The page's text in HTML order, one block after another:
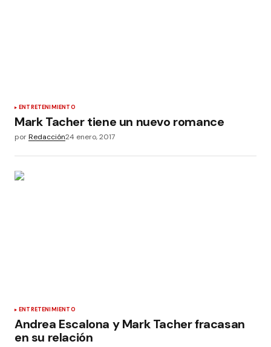
ENTRETENIMIENTO
Mark Tacher tiene un nuevo romance
porRedacción24 enero, 2017
ENTRETENIMIENTO
Andrea Escalona y Mark Tacher fracasan
en su relación